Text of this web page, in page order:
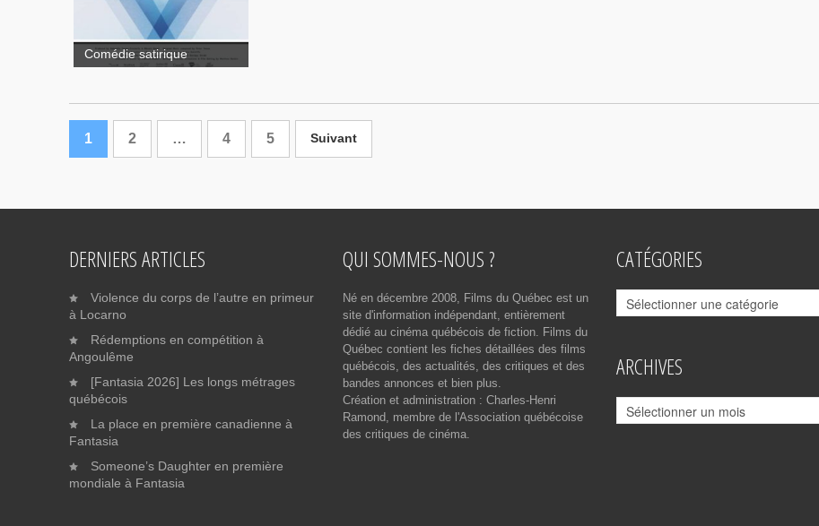
Comédie satirique
1 2 … 4 5 Suivant
DERNIERS ARTICLES
Violence du corps de l’autre en primeur
à Locarno
Rédemptions en compétition à
Angoulême
[Fantasia 2026] Les longs métrages
québécois
La place en première canadienne à
Fantasia
Someone’s Daughter en première
mondiale à Fantasia
QUI SOMMES-NOUS ?
Né en décembre 2008, Films du Québec est un
site d'information indépendant, entièrement
dédié au cinéma québécois de fiction. Films du
Québec contient les fiches détaillées des films
québécois, des actualités, des critiques et des
bandes annonces et bien plus.
Création et administration : Charles-Henri
Ramond, membre de l'Association québécoise
des critiques de cinéma.
CATÉGORIES
Catégories
ARCHIVES
Archives